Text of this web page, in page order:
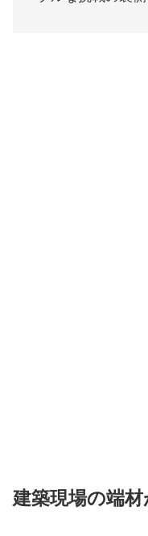
建築現場の端